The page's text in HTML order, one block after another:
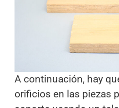
A continuación, hay
orificios en las piezas